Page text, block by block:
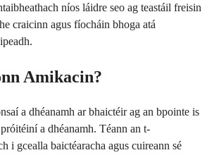
níos láidre seo ag teastáil freisin
craicinn agus fíocháin bhoga atá
Amikacin?
a dhéanamh ar bhaictéir ag an bpointe is
a dhéanamh. Téann an t-
i gcealla baictéaracha agus cuireann sé